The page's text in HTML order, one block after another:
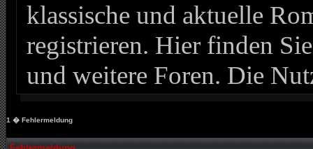
klassische und aktuelle
registrieren. Hier finden
und weitere Foren. Die
1 � Fehlermeldung